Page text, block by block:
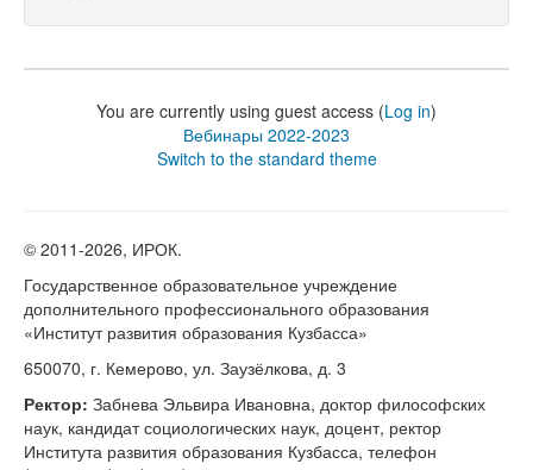
You are currently using guest access (Log in)
Вебинары 2022-2023
Switch to the standard theme
© 2011-2026, ИРОК.
Государственное образовательное учреждение
дополнительного профессионального образования
«Институт развития образования Кузбасса»
650070, г. Кемерово, ул. Заузёлкова, д. 3
Ректор: Забнева Эльвира Ивановна, доктор философских
наук, кандидат социологических наук, доцент, ректор
Института развития образования Кузбасса, телефон